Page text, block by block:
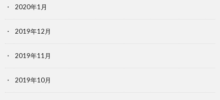
2020年1月
2019年12月
2019年11月
2019年10月